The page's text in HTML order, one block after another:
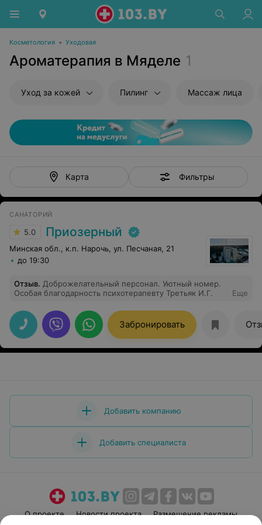
Косметология • Уходовая
Ароматерапия в Мяделе 1
Уход за кожей Пилинг Массаж лица
Карта Фильтры
САНАТОРИЙ
5.0 Приозерный
Минская обл., к.п. Нарочь, ул. Песчаная, 21
до 19:30
Отзыв. Доброжелательный персонал. Уютный номер.
Особая благодарность психотерапевту Третьяк И.Г.
Еще
Забронировать
Добавить компанию
Добавить специалиста
О проекте Новости проекта Размещение рекламы